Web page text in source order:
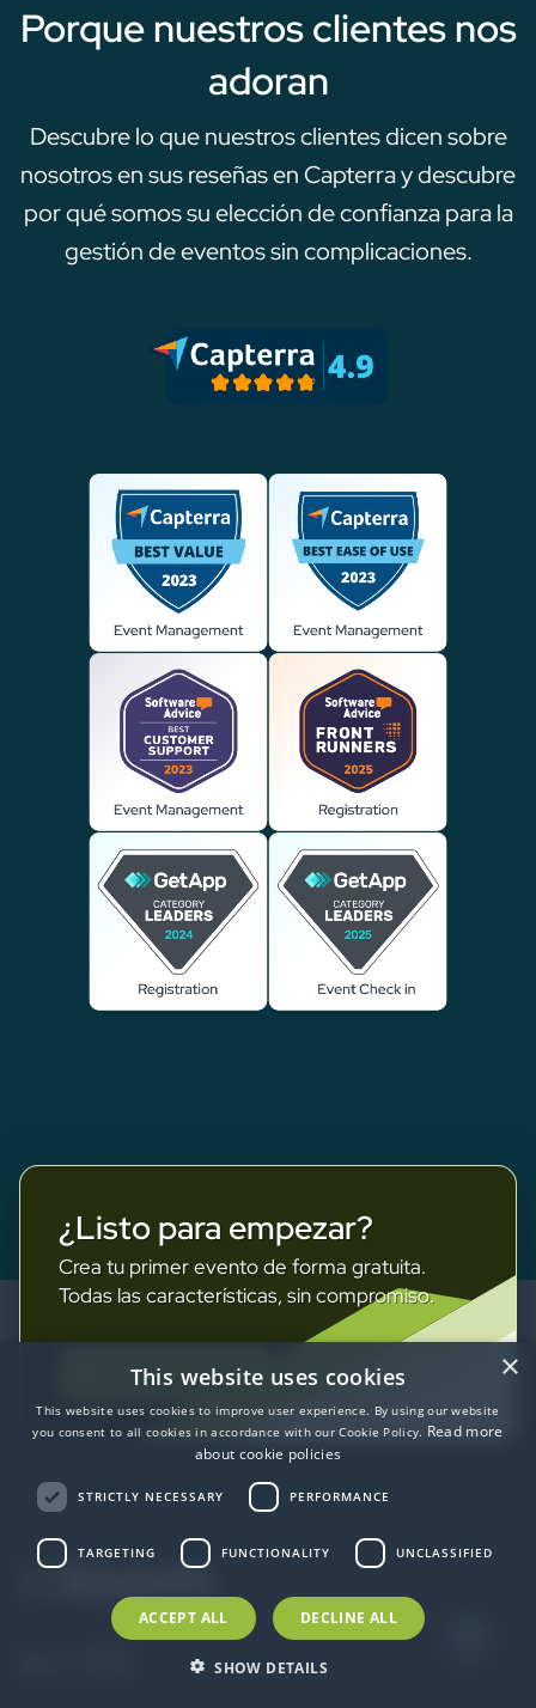
Porque nuestros clientes nos
adoran
Descubre lo que nuestros clientes dicen sobre
nosotros en sus reseñas en Capterra y descubre
por qué somos su elección de confianza para la
gestión de eventos sin complicaciones.
¿Listo para empezar?
Crea tu primer evento de forma gratuita.
Todas las características, sin compromiso.
Prueba gratuita ×
This website uses cookies
This website uses cookies to improve user experience. By using our website
you consent to all cookies in accordance with our Cookie Policy. Read more
about cookie policies
STRICTLY NECESSARY PERFORMANCE
TARGETING FUNCTIONALITY UNCLASSIFIED
ACCEPT ALL DECLINE ALL
SHOW DETAILS